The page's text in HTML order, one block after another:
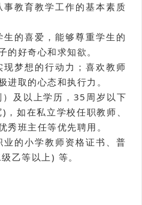
教育教学工作的基本素质
的喜爱，能够尊重学生的
的好奇心和求知欲。
梦想的行动力；喜欢教师
进取的心态和执行力。
及以上学历，35周岁以下
如在私立学校任职教师、
秀班主任等优先聘用。
的小学教师资格证书、普
乙等以上) 等。